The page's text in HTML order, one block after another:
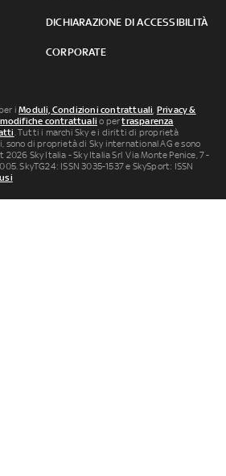
DICHIARAZIONE DI ACCESSIBILITÀ
CORPORATE
iModuli, Condizioni contrattuali, Privacy &
contrattuali o pertrasparenza
. Tutti i marchi Sky e i diritti di proprietà
di proprietà di Sky international AG e sono
Sky Italia - Sky Italia Srl Via Monte Penice, 7 -
SkyTG24: ISSN 3035-1537 e SkySport: ISSN